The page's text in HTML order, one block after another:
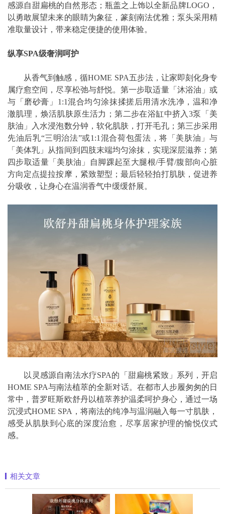
感源自甜扁桃的自然形态；瓶盖之上饰以全新品牌LOGO，
以勇敢展望未来的眼睛为象征，篆刻南法优雅；泵头采用精
准取量设计，带来稳定便捷的使用体验。
纵享SPA级奢润呵护
从香气到触感，循HOME SPA五步法，让家即刻化身专
属疗愈空间，尽享松弛与舒悦。第一步取适量「沐浴油」或
与「磨砂膏」1:1混合均匀涂抹揉搓后用清水洗净，温和净
澈肌理，焕活肌肤原生活力；第二步在浴缸中挤入3泵「美
肤油」入水浸泡数分钟，软化肌肤，打开毛孔；第三步采用
先油后乳“三明治法”或1:1混合荷包蛋法，将「美肤油」与
「美体乳」从指间到四肢末端均匀涂抹，实现深层滋养；第
四步取适量「美肤油」自脚踝起至大腿根/手臂/腹部向心脏
方向定点提拉按摩，紧致塑型；最后轻轻拍打肌肤，促进养
分吸收，让身心在温润香气中缓缓舒展。
以灵感源自南法水疗SPA的「甜扁桃紧致」系列，开启
HOME SPA与南法植萃的全新对话。在都市人步履匆匆的日
常中，普罗旺斯欧舒丹以植萃养护温柔呵护身心，通过一场
沉浸式HOME SPA，将南法的纯净与温润融入每一寸肌肤，
感受从肌肤到心底的深度治愈，尽享居家护理的愉悦仪式
感。
相关文章